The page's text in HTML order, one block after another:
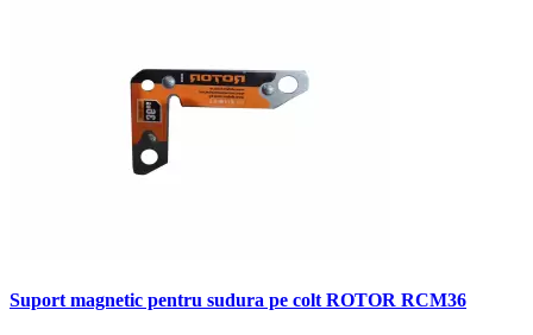
Suport magnetic pentru sudura pe colt ROTOR RCM36